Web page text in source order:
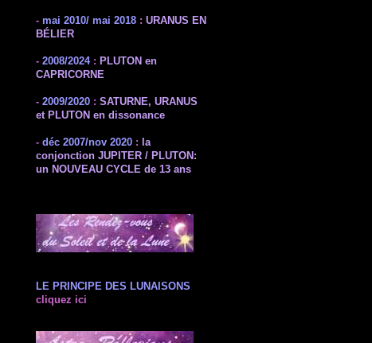
- mai 2010/ mai 2018 : URANUS EN
BÉLIER
- 2008/2024: PLUTON en
CAPRICORNE
- 2009/2020 : SATURNE, URANUS
et PLUTON en dissonance
- déc 2007/nov 2020 :
la
conjonction JUPITER / PLUTON:
un NOUVEAU CYCLE de 13 ans
LE PRINCIPE DES LUNAISONS
cliquez ici